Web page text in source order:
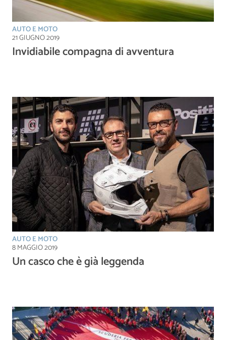
AUTO E MOTO
21 GIUGNO 2019
Invidiabile compagna di avventura
AUTO E MOTO
8 MAGGIO 2019
Un casco che è già leggenda